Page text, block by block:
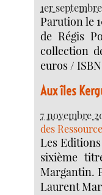
1er
Parution le
de Régis
collection
euros /
Aux îles
7 novembre
des
Les
sixième
Margantin.
Laurent